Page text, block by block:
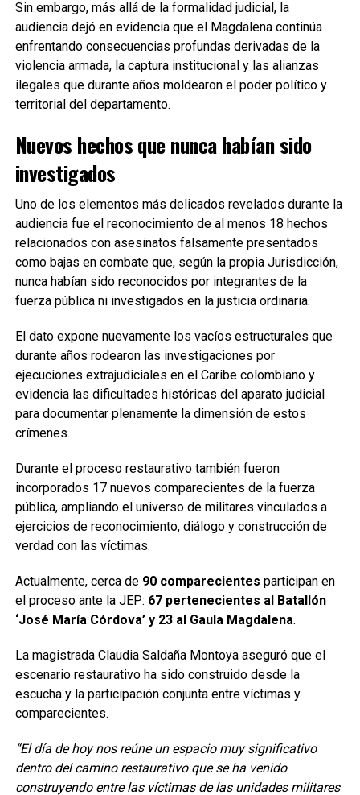
Sin embargo, más allá de la formalidad judicial, la
audiencia dejó en evidencia que el Magdalena continúa
enfrentando consecuencias profundas derivadas de la
violencia armada, la captura institucional y las alianzas
ilegales que durante años moldearon el poder político y
territorial del departamento.
Nuevos hechos que nunca habían sido
investigados
Uno de los elementos más delicados revelados durante la
audiencia fue el reconocimiento de al menos 18 hechos
relacionados con asesinatos falsamente presentados
como bajas en combate que, según la propia Jurisdicción,
nunca habían sido reconocidos por integrantes de la
fuerza pública ni investigados en la justicia ordinaria.
El dato expone nuevamente los vacíos estructurales que
durante años rodearon las investigaciones por
ejecuciones extrajudiciales en el Caribe colombiano y
evidencia las dificultades históricas del aparato judicial
para documentar plenamente la dimensión de estos
crímenes.
Durante el proceso restaurativo también fueron
incorporados 17 nuevos comparecientes de la fuerza
pública, ampliando el universo de militares vinculados a
ejercicios de reconocimiento, diálogo y construcción de
verdad con las víctimas.
Actualmente, cerca de 90 comparecientes participan en
el proceso ante la JEP: 67 pertenecientes al Batallón
‘José María Córdova’ y 23 al Gaula Magdalena.
La magistrada Claudia Saldaña Montoya aseguró que el
escenario restaurativo ha sido construido desde la
escucha y la participación conjunta entre víctimas y
comparecientes.
“El día de hoy nos reúne un espacio muy significativo
dentro del camino restaurativo que se ha venido
construyendo entre las víctimas de las unidades militares